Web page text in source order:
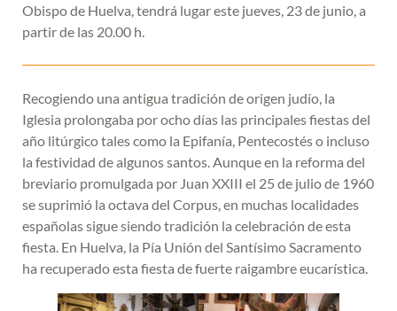
Obispo de Huelva, tendrá lugar este jueves, 23 de junio, a
partir de las 20.00 h.
Recogiendo una antigua tradición de origen judío, la
Iglesia prolongaba por ocho días las principales fiestas del
año litúrgico tales como la Epifanía, Pentecostés o incluso
la festividad de algunos santos. Aunque en la reforma del
breviario promulgada por Juan XXIII el 25 de julio de 1960
se suprimió la octava del Corpus, en muchas localidades
españolas sigue siendo tradición la celebración de esta
fiesta. En Huelva, la Pía Unión del Santísimo Sacramento
ha recuperado esta fiesta de fuerte raigambre eucarística.